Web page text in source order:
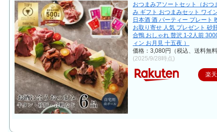
おつまみアソートセット（おつ
み ギフト おつまみセット ワイ
日本酒 酒 パーティー プレート
お取り寄せ 人気 プレゼント 砂
合鴨 おしゃれ 贅沢 1-2人前
ィン お月見 十五夜 ）
価格：3,080円（税込、送料無
(2025/9/28時点)
楽